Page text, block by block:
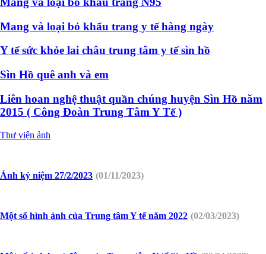
Mang và loại bỏ khẩu trang y tế hàng ngày
Y tế sức khỏe lai châu trung tâm y tế sìn hồ
Sìn Hồ quê anh và em
Liên hoan nghệ thuật quần chúng huyện Sìn Hồ năm
2015 ( Công Đoàn Trung Tâm Y Tế )
Thư viện ảnh
Ảnh kỷ niệm 27/2/2023 (01/11/2023)
Một số hình ảnh của Trung tâm Y tế năm 2022 (02/03/2023)